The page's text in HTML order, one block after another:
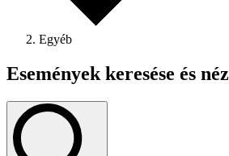
Egyéb
Események keresése és